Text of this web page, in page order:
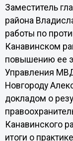
Заместитель
района
работы по
Канавинском
повышению ее
Управления
Новгороду
докладом о
Канавинского
итоги о